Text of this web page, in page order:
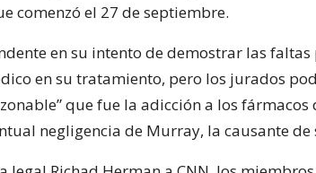
comenzó el 27 de septiembre.
en su intento de demostrar las
en su tratamiento, pero los jurados
que fue la adicción a los fármacos
negligencia de Murray, la causante de